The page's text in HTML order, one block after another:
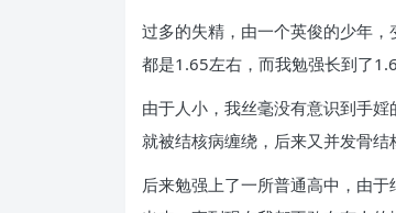
过多的失精，由一个英俊的少年
都是1.65左右，而我勉强长到了
由于人小，我丝毫没有意识到手
就被结核病缠绕，后来又并发骨结
后来勉强上了一所普通高中，由